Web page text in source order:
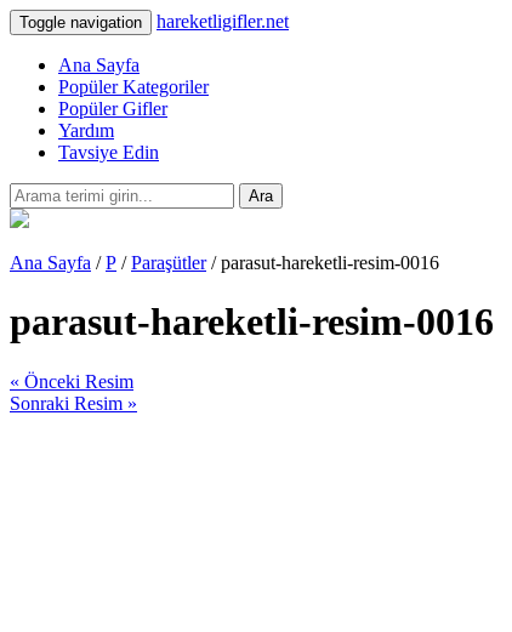
Toggle navigation hareketligifler.net
Ana Sayfa
Popüler Kategoriler
Popüler Gifler
Yardım
Tavsiye Edin
Ara
Ana Sayfa /P /Paraşütler/ parasut-hareketli-resim-0016
parasut-hareketli-resim-0016
« Önceki Resim
Sonraki Resim »